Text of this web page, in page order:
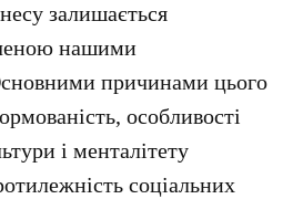
залишається
нашими
причинами цього
особливості
і менталітету
соціальних